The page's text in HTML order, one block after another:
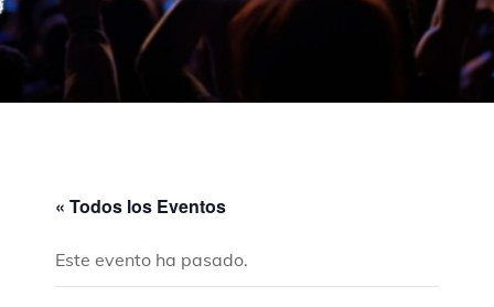
« Todos los Eventos
Este evento ha pasado.